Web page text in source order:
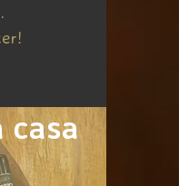
casa